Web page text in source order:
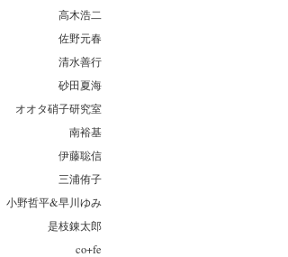
高木浩二
佐野元春
清水善行
砂田夏海
オオタ硝子研究室
南裕基
伊藤聡信
三浦侑子
小野哲平&早川ゆみ
是枝錬太郎
co+fe